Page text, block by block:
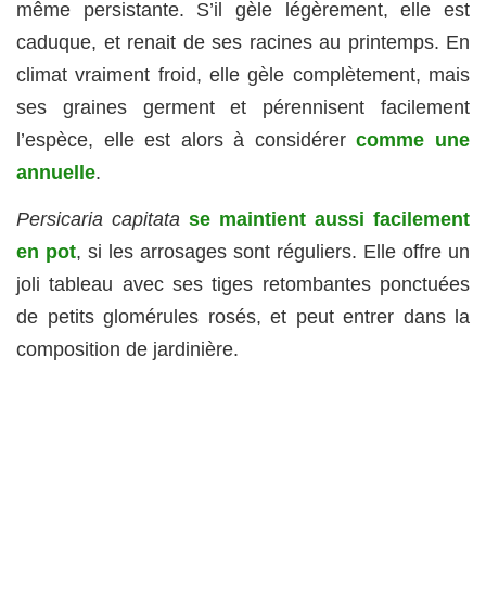
même persistante. S’il gèle légèrement, elle est
caduque, et renait de ses racines au printemps. En
climat vraiment froid, elle gèle complètement, mais
ses graines germent et pérennisent facilement
l’espèce, elle est alors à considérercomme une
annuelle.
Persicaria capitata se maintient aussi facilement
en pot, si les arrosages sont réguliers. Elle offre un
joli tableau avec ses tiges retombantes ponctuées
de petits glomérules rosés, et peut entrer dans la
composition de jardinière.